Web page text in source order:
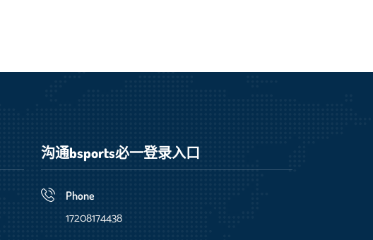
沟通bsports必一登录入口
Phone
17208174438